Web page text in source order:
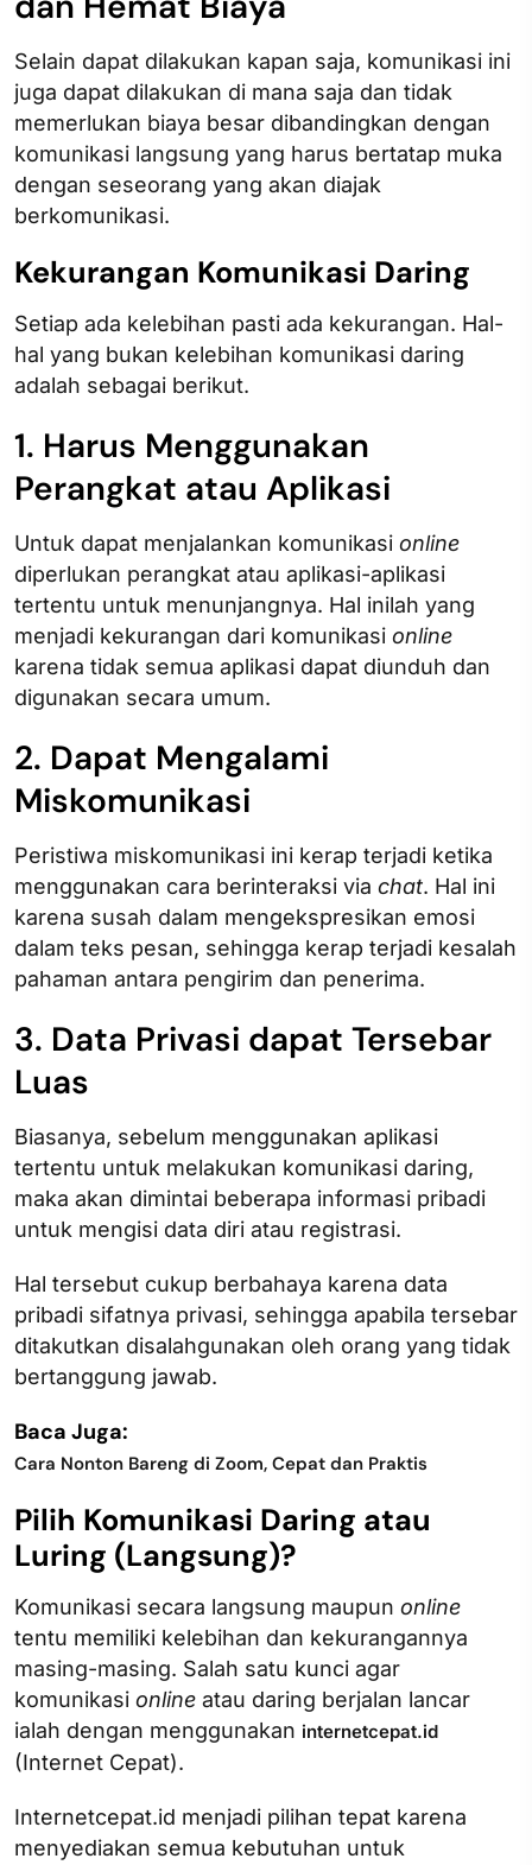
Selain dapat dilakukan kapan saja, komunikasi ini
juga dapat dilakukan di mana saja dan tidak
memerlukan biaya besar dibandingkan dengan
komunikasi langsung yang harus bertatap muka
dengan seseorang yang akan diajak
berkomunikasi.
Kekurangan Komunikasi Daring
Setiap ada kelebihan pasti ada kekurangan. Hal-
hal yang bukan kelebihan komunikasi daring
adalah sebagai berikut.
1. Harus Menggunakan
Perangkat atau Aplikasi
Untuk dapat menjalankan komunikasi online
diperlukan perangkat atau aplikasi-aplikasi
tertentu untuk menunjangnya. Hal inilah yang
menjadi kekurangan dari komunikasi online
karena tidak semua aplikasi dapat diunduh dan
digunakan secara umum.
2. Dapat Mengalami
Miskomunikasi
Peristiwa miskomunikasi ini kerap terjadi ketika
menggunakan cara berinteraksi via chat. Hal ini
karena susah dalam mengekspresikan emosi
dalam teks pesan, sehingga kerap terjadi kesalah
pahaman antara pengirim dan penerima.
3. Data Privasi dapat Tersebar
Luas
Biasanya, sebelum menggunakan aplikasi
tertentu untuk melakukan komunikasi daring,
maka akan dimintai beberapa informasi pribadi
untuk mengisi data diri atau registrasi.
Hal tersebut cukup berbahaya karena data
pribadi sifatnya privasi, sehingga apabila tersebar
ditakutkan disalahgunakan oleh orang yang tidak
bertanggung jawab.
Baca Juga:
Cara Nonton Bareng di Zoom, Cepat dan Praktis
Pilih Komunikasi Daring atau
Luring (Langsung)?
Komunikasi secara langsung maupun online
tentu memiliki kelebihan dan kekurangannya
masing-masing. Salah satu kunci agar
komunikasi online atau daring berjalan lancar
ialah dengan menggunakan internetcepat.id
(Internet Cepat).
Internetcepat.id menjadi pilihan tepat karena
menyediakan semua kebutuhan untuk